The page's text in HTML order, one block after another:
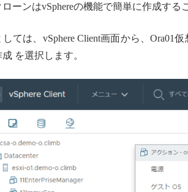
ローンはvSphereの機能で簡単に作成する
ては、vSphere Client画面から、Ora01
を選択します。